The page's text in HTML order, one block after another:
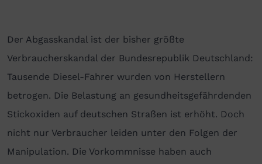
Der Abgasskandal ist der bisher größte
Verbraucherskandal der Bundesrepublik Deutschland:
Tausende Diesel-Fahrer wurden von Herstellern
betrogen. Die Belastung an gesundheitsgefährdenden
Stickoxiden auf deutschen Straßen ist erhöht. Doch
nicht nur Verbraucher leiden unter den Folgen der
Manipulation. Die Vorkommnisse haben auch